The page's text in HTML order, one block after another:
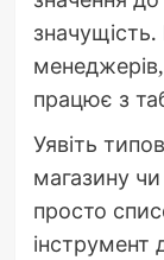
значущість.
працює з
Уявіть
магазину
просто
інструмент